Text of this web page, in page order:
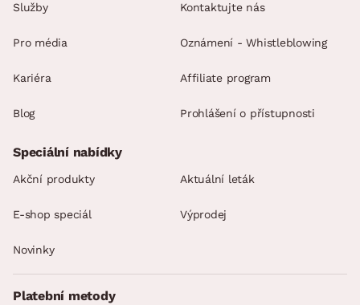
Služby
Pro média
Kariéra
Blog
Kontaktujte nás
Oznámení - Whistleblowing
Affiliate program
Prohlášení o přístupnosti
Speciální nabídky
Akční produkty Aktuální leták
E-shop speciál Výprodej
Novinky
Platební metody